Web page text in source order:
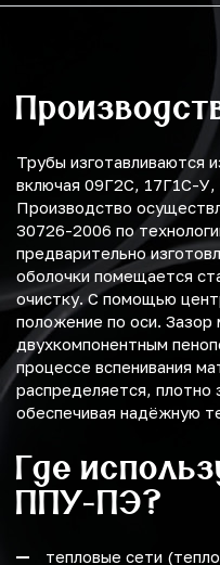
Трубы изготавливаются
включая 09Г2С, 17Г1С-У,
Производство
30726-2006 по
предварительно
оболочки помещается
очистку. С помощью
положение по оси.
двухкомпонентным
процессе вспенивания
распределяется, плотно
обеспечивая надёжную
Где
ППУ-ПЭ?
тепловые сети